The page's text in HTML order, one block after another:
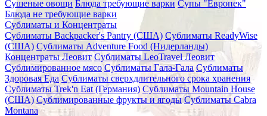
Сушеные овощи Блюда требующие варки Супы "Европек"
Блюда не требующие варки
Сублиматы и Концентраты
Сублиматы Backpacker's Pantry (США) Сублиматы ReadyWise
(США) Сублиматы Adventure Food (Нидерланды)
Концентраты Леовит Сублиматы LeoTravel Леовит
Сублимированное мясо Сублиматы Гала-Гала Сублиматы
Здоровая Еда Сублиматы сверхдлительного срока хранения
Сублиматы Trek'n Eat (Германия) Сублиматы Mountain House
(США) Сублимированные фрукты и ягоды Сублиматы Cabra
Montana